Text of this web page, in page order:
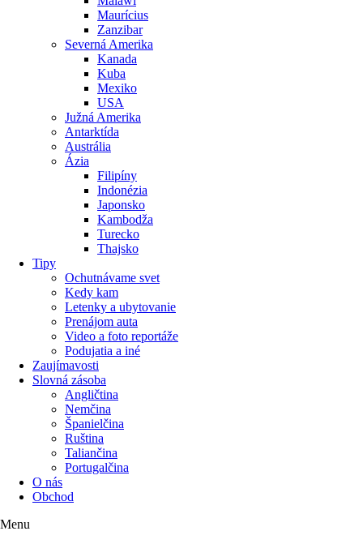
Maurícius
Zanzibar
Severná Amerika
Kanada
Kuba
Mexiko
USA
Južná Amerika
Antarktída
Austrália
Ázia
Filipíny
Indonézia
Japonsko
Kambodža
Turecko
Thajsko
Tipy
Ochutnávame svet
Kedy kam
Letenky a ubytovanie
Prenájom auta
Video a foto reportáže
Podujatia a iné
Zaujímavosti
Slovná zásoba
Angličtina
Nemčina
Španielčina
Ruština
Taliančina
Portugalčina
O nás
Obchod
Menu